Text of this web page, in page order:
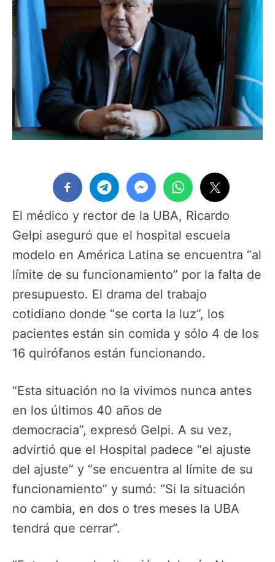
El médico y rector de la UBA, Ricardo
Gelpi aseguró que el hospital escuela
modelo en América Latina se encuentra “al
límite de su funcionamiento” por la falta de
presupuesto. El drama del trabajo
cotidiano donde “se corta la luz”, los
pacientes están sin comida y sólo 4 de los
16 quirófanos están funcionando.
“Esta situación no la vivimos nunca antes
en los últimos 40 años de
democracia”, expresó Gelpi. A su vez,
advirtió que el Hospital padece “el ajuste
del ajuste” y “se encuentra al límite de su
funcionamiento” y sumó: “Si la situación
no cambia, en dos o tres meses la UBA
tendrá que cerrar”.